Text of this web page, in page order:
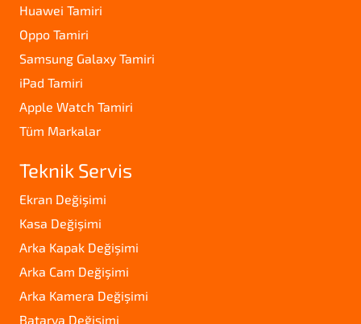
Huawei Tamiri
Oppo Tamiri
Samsung Galaxy Tamiri
iPad Tamiri
Apple Watch Tamiri
Tüm Markalar
Teknik Servis
Ekran Değişimi
Kasa Değişimi
Arka Kapak Değişimi
Arka Cam Değişimi
Arka Kamera Değişimi
Batarya Değişimi